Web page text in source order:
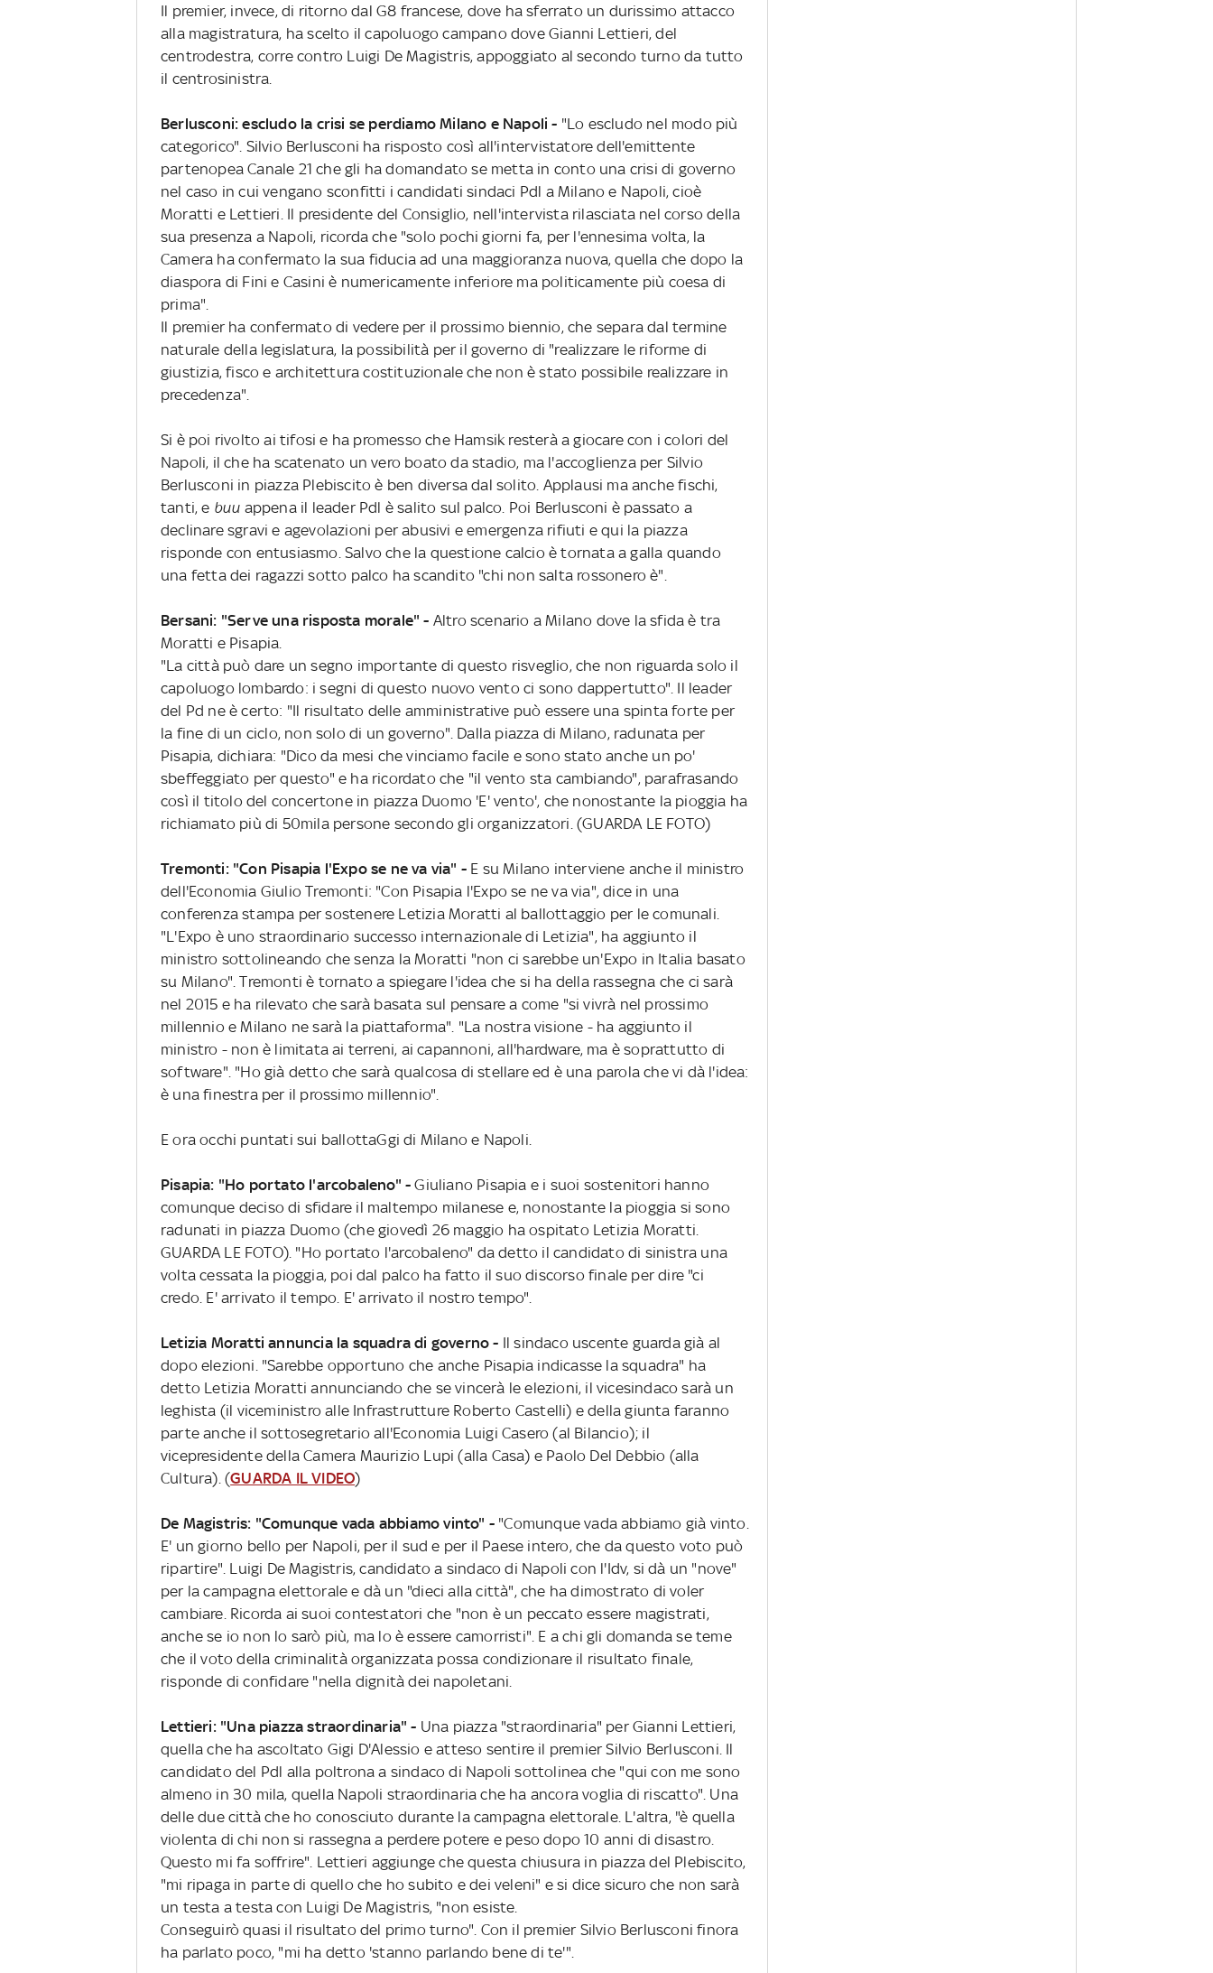
Il premier, invece, di ritorno dal G8 francese, dove ha sferrato un durissimo attacco
alla magistratura, ha scelto il capoluogo campano dove Gianni Lettieri, del
centrodestra, corre contro Luigi De Magistris, appoggiato al secondo turno da tutto
il centrosinistra.
Berlusconi: escludo la crisi se perdiamo Milano e Napoli - "Lo escludo nel modo più
categorico". Silvio Berlusconi ha risposto così all'intervistatore dell'emittente
partenopea Canale 21 che gli ha domandato se metta in conto una crisi di governo
nel caso in cui vengano sconfitti i candidati sindaci Pdl a Milano e Napoli, cioè
Moratti e Lettieri. Il presidente del Consiglio, nell'intervista rilasciata nel corso della
sua presenza a Napoli, ricorda che "solo pochi giorni fa, per l'ennesima volta, la
Camera ha confermato la sua fiducia ad una maggioranza nuova, quella che dopo la
diaspora di Fini e Casini è numericamente inferiore ma politicamente più coesa di
prima".
Il premier ha confermato di vedere per il prossimo biennio, che separa dal termine
naturale della legislatura, la possibilità per il governo di "realizzare le riforme di
giustizia, fisco e architettura costituzionale che non è stato possibile realizzare in
precedenza".
Si è poi rivolto ai tifosi e ha promesso che Hamsik resterà a giocare con i colori del
Napoli, il che ha scatenato un vero boato da stadio, ma l'accoglienza per Silvio
Berlusconi in piazza Plebiscito è ben diversa dal solito. Applausi ma anche fischi,
tanti, e buu appena il leader Pdl è salito sul palco. Poi Berlusconi è passato a
declinare sgravi e agevolazioni per abusivi e emergenza rifiuti e qui la piazza
risponde con entusiasmo. Salvo che la questione calcio è tornata a galla quando
una fetta dei ragazzi sotto palco ha scandito "chi non salta rossonero è".
Bersani: "Serve una risposta morale" - Altro scenario a Milano dove la sfida è tra
Moratti e Pisapia.
"La città può dare un segno importante di questo risveglio, che non riguarda solo il
capoluogo lombardo: i segni di questo nuovo vento ci sono dappertutto". Il leader
del Pd ne è certo: "Il risultato delle amministrative può essere una spinta forte per
la fine di un ciclo, non solo di un governo". Dalla piazza di Milano, radunata per
Pisapia, dichiara: "Dico da mesi che vinciamo facile e sono stato anche un po'
sbeffeggiato per questo" e ha ricordato che "il vento sta cambiando", parafrasando
così il titolo del concertone in piazza Duomo 'E' vento', che nonostante la pioggia ha
richiamato più di 50mila persone secondo gli organizzatori. (GUARDA LE FOTO)
Tremonti: "Con Pisapia l'Expo se ne va via" - E su Milano interviene anche il ministro
dell'Economia Giulio Tremonti: "Con Pisapia l'Expo se ne va via", dice in una
conferenza stampa per sostenere Letizia Moratti al ballottaggio per le comunali.
"L'Expo è uno straordinario successo internazionale di Letizia", ha aggiunto il
ministro sottolineando che senza la Moratti "non ci sarebbe un'Expo in Italia basato
su Milano". Tremonti è tornato a spiegare l'idea che si ha della rassegna che ci sarà
nel 2015 e ha rilevato che sarà basata sul pensare a come "si vivrà nel prossimo
millennio e Milano ne sarà la piattaforma". "La nostra visione - ha aggiunto il
ministro - non è limitata ai terreni, ai capannoni, all'hardware, ma è soprattutto di
software". "Ho già detto che sarà qualcosa di stellare ed è una parola che vi dà l'idea:
è una finestra per il prossimo millennio".
E ora occhi puntati sui ballottaGgi di Milano e Napoli.
Pisapia: "Ho portato l'arcobaleno" -Giuliano Pisapia e i suoi sostenitori hanno
comunque deciso di sfidare il maltempo milanese e, nonostante la pioggia si sono
radunati in piazza Duomo (che giovedì 26 maggio ha ospitato Letizia Moratti.
GUARDA LE FOTO). "Ho portato l'arcobaleno" da detto il candidato di sinistra una
volta cessata la pioggia, poi dal palco ha fatto il suo discorso finale per dire "ci
credo. E' arrivato il tempo. E' arrivato il nostro tempo".
Letizia Moratti annuncia la squadra di governo - Il sindaco uscente guarda già al
dopo elezioni. "Sarebbe opportuno che anche Pisapia indicasse la squadra" ha
detto Letizia Moratti annunciando che se vincerà le elezioni, il vicesindaco sarà un
leghista (il viceministro alle Infrastrutture Roberto Castelli) e della giunta faranno
parte anche il sottosegretario all'Economia Luigi Casero (al Bilancio); il
vicepresidente della Camera Maurizio Lupi (alla Casa) e Paolo Del Debbio (alla
Cultura). (GUARDA IL VIDEO)
De Magistris: "Comunque vada abbiamo vinto" - "Comunque vada abbiamo già vinto.
E' un giorno bello per Napoli, per il sud e per il Paese intero, che da questo voto può
ripartire". Luigi De Magistris, candidato a sindaco di Napoli con l'Idv, si dà un "nove"
per la campagna elettorale e dà un "dieci alla città", che ha dimostrato di voler
cambiare. Ricorda ai suoi contestatori che "non è un peccato essere magistrati,
anche se io non lo sarò più, ma lo è essere camorristi". E a chi gli domanda se teme
che il voto della criminalità organizzata possa condizionare il risultato finale,
risponde di confidare "nella dignità dei napoletani.
Lettieri: "Una piazza straordinaria" - Una piazza "straordinaria" per Gianni Lettieri,
quella che ha ascoltato Gigi D'Alessio e atteso sentire il premier Silvio Berlusconi. Il
candidato del Pdl alla poltrona a sindaco di Napoli sottolinea che "qui con me sono
almeno in 30 mila, quella Napoli straordinaria che ha ancora voglia di riscatto". Una
delle due città che ho conosciuto durante la campagna elettorale. L'altra, "è quella
violenta di chi non si rassegna a perdere potere e peso dopo 10 anni di disastro.
Questo mi fa soffrire". Lettieri aggiunge che questa chiusura in piazza del Plebiscito,
"mi ripaga in parte di quello che ho subito e dei veleni" e si dice sicuro che non sarà
un testa a testa con Luigi De Magistris, "non esiste.
Conseguirò quasi il risultato del primo turno". Con il premier Silvio Berlusconi finora
ha parlato poco, "mi ha detto 'stanno parlando bene di te'".